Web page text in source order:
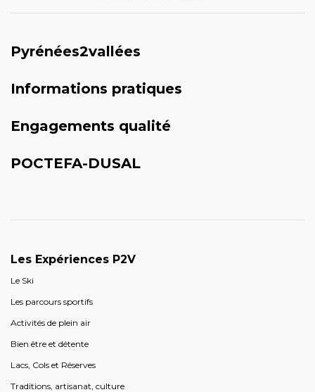
Pyrénées2vallées
Informations pratiques
Engagements qualité
POCTEFA-DUSAL
Les Expériences P2V
Le Ski
Les parcours sportifs
Activités de plein air
Bien être et détente
Lacs, Cols et Réserves
Traditions, artisanat, culture